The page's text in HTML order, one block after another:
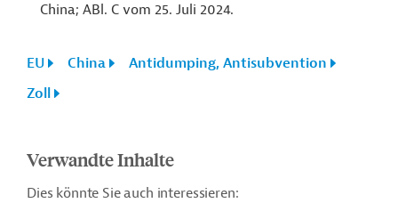
China; ABl. C vom 25. Juli 2024.
EU China
Antidumping, Antisubvention
Zoll
Verwandte Inhalte
Dies könnte Sie auch interessieren: